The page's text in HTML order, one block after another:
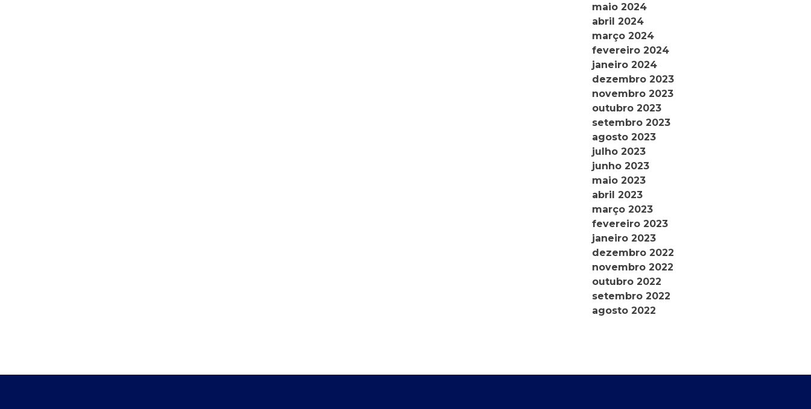
maio 2024
abril 2024
março 2024
fevereiro 2024
janeiro 2024
dezembro 2023
novembro 2023
outubro 2023
setembro 2023
agosto 2023
julho 2023
junho 2023
maio 2023
abril 2023
março 2023
fevereiro 2023
janeiro 2023
dezembro 2022
novembro 2022
outubro 2022
setembro 2022
agosto 2022